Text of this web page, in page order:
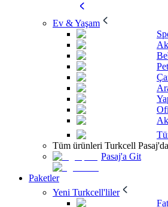
Ev & Yaşam
Tüm ürünleri Turkcell
Pasaj'a Git
Paketler
Yeni Turkcell'liler